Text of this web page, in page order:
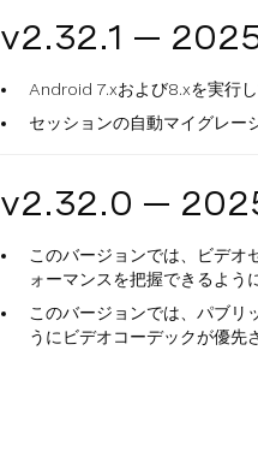
v2.32.1 —
Android 7.xおよび8.xを実行
セッションの自動マイグレー
v2.32.0 —
このバージョンでは、ビデオ
ォーマンスを把握できるよう
このバージョンでは、パブリ
うにビデオコーデックが優先